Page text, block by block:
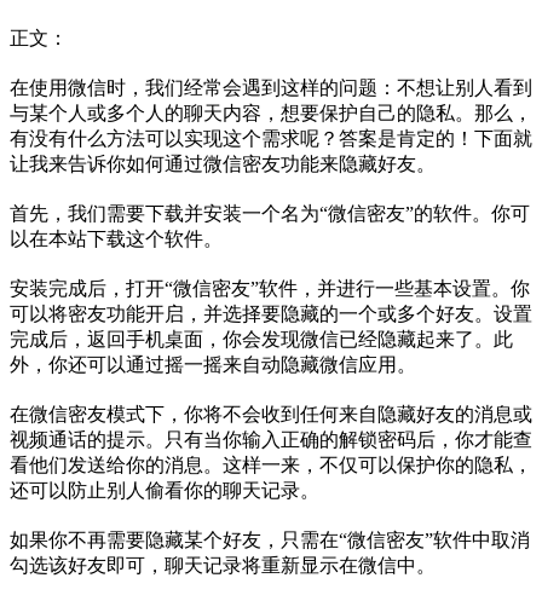
正文：
在使用微信时，我们经常会遇到这样的问题：不想让别人看到
与某个人或多个人的聊天内容，想要保护自己的隐私。那么，
有没有什么方法可以实现这个需求呢？答案是肯定的！下面就
让我来告诉你如何通过微信密友功能来隐藏好友。
首先，我们需要下载并安装一个名为“微信密友”的软件。你可
以在本站下载这个软件。
安装完成后，打开“微信密友”软件，并进行一些基本设置。你
可以将密友功能开启，并选择要隐藏的一个或多个好友。设置
完成后，返回手机桌面，你会发现微信已经隐藏起来了。此
外，你还可以通过摇一摇来自动隐藏微信应用。
在微信密友模式下，你将不会收到任何来自隐藏好友的消息或
视频通话的提示。只有当你输入正确的解锁密码后，你才能查
看他们发送给你的消息。这样一来，不仅可以保护你的隐私，
还可以防止别人偷看你的聊天记录。
如果你不再需要隐藏某个好友，只需在“微信密友”软件中取消
勾选该好友即可，聊天记录将重新显示在微信中。